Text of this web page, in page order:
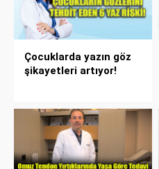
Çocuklarda yazın göz
şikayetleri artıyor!